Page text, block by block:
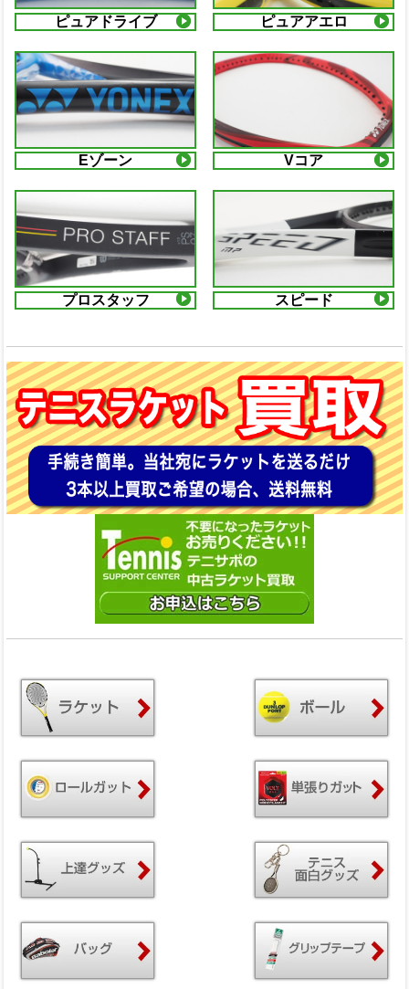
ピュアドライブ ピュアアエロ
Eゾーン Vコア
プロスタッフ スピード